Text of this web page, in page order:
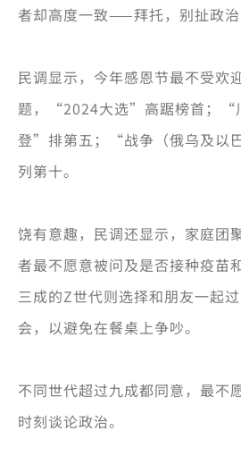
者却高度一致——拜托，别扯政治
民调显示，今年感恩节最不受欢
题，“2024大选”高踞榜首；
登”排第五；“战争（俄乌及
列第十。
饶有意趣，民调还显示，家庭团
者最不愿意被问及是否接种疫苗
三成的Z世代则选择和朋友一起
会，以避免在餐桌上争吵。
不同世代超过九成都同意，最不
时刻谈论政治。